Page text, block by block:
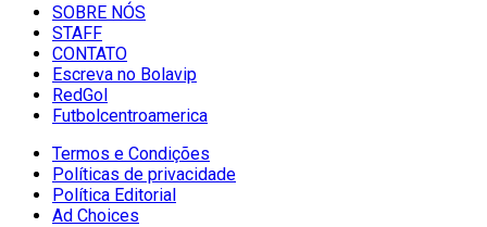
SOBRE NÓS
STAFF
CONTATO
Escreva no Bolavip
RedGol
Futbolcentroamerica
Termos e Condições
Políticas de privacidade
Política Editorial
Ad Choices